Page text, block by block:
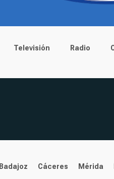
Televisión Radio
Badajoz Cáceres Mérida